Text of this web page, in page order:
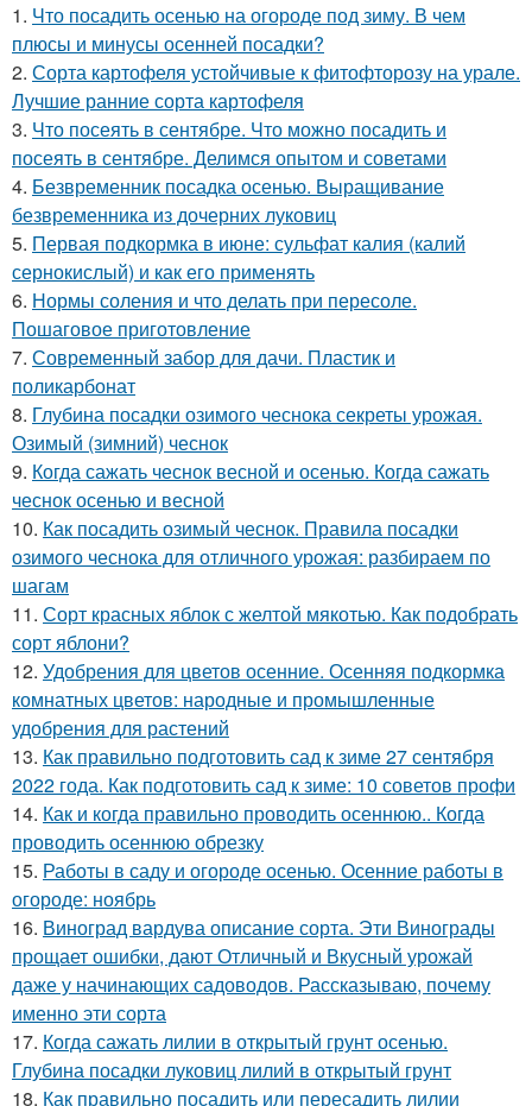
1. Что посадить осенью на огороде под зиму. В чем
плюсы и минусы осенней посадки?
2. Сорта картофеля устойчивые к фитофторозу на урале.
Лучшие ранние сорта картофеля
3. Что посеять в сентябре. Что можно посадить и
посеять в сентябре. Делимся опытом и советами
4. Безвременник посадка осенью. Выращивание
безвременника из дочерних луковиц
5. Первая подкормка в июне: сульфат калия (калий
сернокислый) и как его применять
6. Нормы соления и что делать при пересоле.
Пошаговое приготовление
7. Современный забор для дачи. Пластик и
поликарбонат
8. Глубина посадки озимого чеснока секреты урожая.
Озимый (зимний) чеснок
9. Когда сажать чеснок весной и осенью. Когда сажать
чеснок осенью и весной
10. Как посадить озимый чеснок. Правила посадки
озимого чеснока для отличного урожая: разбираем по
шагам
11. Сорт красных яблок с желтой мякотью. Как подобрать
сорт яблони?
12. Удобрения для цветов осенние. Осенняя подкормка
комнатных цветов: народные и промышленные
удобрения для растений
13. Как правильно подготовить сад к зиме 27 сентября
2022 года. Как подготовить сад к зиме: 10 советов профи
14. Как и когда правильно проводить осеннюю.. Когда
проводить осеннюю обрезку
15. Работы в саду и огороде осенью. Осенние работы в
огороде: ноябрь
16. Виноград вардува описание сорта. Эти Винограды
прощает ошибки, дают Отличный и Вкусный урожай
даже у начинающих садоводов. Рассказываю, почему
именно эти сорта
17. Когда сажать лилии в открытый грунт осенью.
Глубина посадки луковиц лилий в открытый грунт
18. Как правильно посадить или пересадить лилии